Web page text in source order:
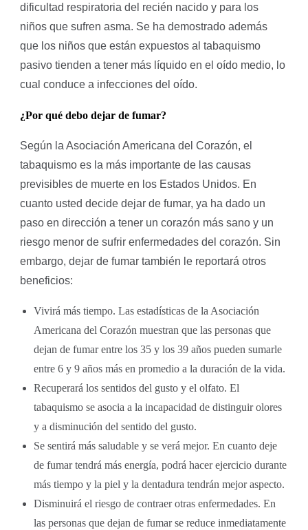
dificultad respiratoria del recién nacido y para los
niños que sufren asma. Se ha demostrado además
que los niños que están expuestos al tabaquismo
pasivo tienden a tener más líquido en el oído medio, lo
cual conduce a infecciones del oído.
¿Por qué debo dejar de fumar?
Según la Asociación Americana del Corazón, el
tabaquismo es la más importante de las causas
previsibles de muerte en los Estados Unidos. En
cuanto usted decide dejar de fumar, ya ha dado un
paso en dirección a tener un corazón más sano y un
riesgo menor de sufrir enfermedades del corazón. Sin
embargo, dejar de fumar también le reportará otros
beneficios:
Vivirá más tiempo. Las estadísticas de la Asociación
Americana del Corazón muestran que las personas que
dejan de fumar entre los 35 y los 39 años pueden sumarle
entre 6 y 9 años más en promedio a la duración de la vida.
Recuperará los sentidos del gusto y el olfato. El
tabaquismo se asocia a la incapacidad de distinguir olores
y a disminución del sentido del gusto.
Se sentirá más saludable y se verá mejor. En cuanto deje
de fumar tendrá más energía, podrá hacer ejercicio durante
más tiempo y la piel y la dentadura tendrán mejor aspecto.
Disminuirá el riesgo de contraer otras enfermedades. En
las personas que dejan de fumar se reduce inmediatamente